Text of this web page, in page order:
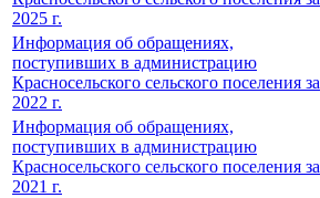
2025 г.
Информация об обращениях,
поступивших в администрацию
Красносельского сельского поселения за
2022 г.
Информация об обращениях,
поступивших в администрацию
Красносельского сельского поселения за
2021 г.